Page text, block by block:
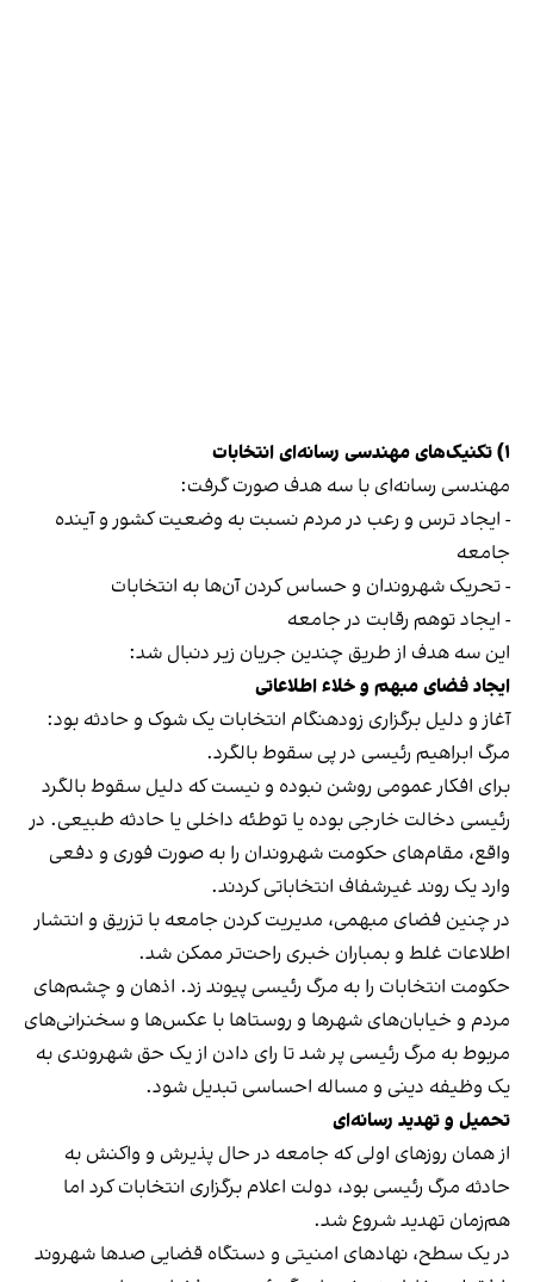
۱) تکنیک‌های مهندسی رسانه‌ای انتخابات
مهندسی رسانه‌ای با سه هدف صورت گرفت:
- ایجاد ترس و رعب در مردم نسبت به وضعیت کشور و آینده
جامعه
- تحریک شهروندان و حساس کردن آن‌ها به انتخابات
- ایجاد توهم رقابت در جامعه
این سه هدف از طریق چندین جریان زیر دنبال شد:
ایجاد فضای مبهم و خلاء اطلاعاتی
آغاز و دلیل برگزاری زودهنگام انتخابات یک شوک و حادثه بود:
مرگ ابراهیم رئیسی در پی سقوط بالگرد.
برای افکار عمومی روشن نبوده و نیست که دلیل سقوط بالگرد
رئیسی دخالت خارجی بوده یا توطئه داخلی یا حادثه طبیعی. در
واقع، مقام‌های حکومت شهروندان را به صورت فوری و دفعی
وارد یک روند غیر‌‌شفاف انتخاباتی کردند.
در چنین فضای مبهمی، مدیریت کردن جامعه با تزریق و انتشار
اطلاعات غلط و بمباران خبری راحت‌تر ممکن شد.
حکومت انتخابات را به مرگ رئیسی پیوند زد. اذهان و چشم‌های
مردم و خیابان‌های شهرها و روستاها با عکس‌ها و سخنرانی‌های
مربوط به مرگ رئیسی پر شد تا رای دادن از یک حق شهروندی به
یک وظیفه دینی و مساله احساسی تبدیل شود.
تحمیل و تهدید رسانه‌ای
از همان روزهای اولی که جامعه در حال پذیرش و واکنش به
حادثه مرگ رئیسی بود، دولت اعلام برگزاری انتخابات کرد اما
هم‌زمان تهدید شروع شد.
در یک سطح، نهادهای امنیتی و دستگاه قضایی صدها شهروند